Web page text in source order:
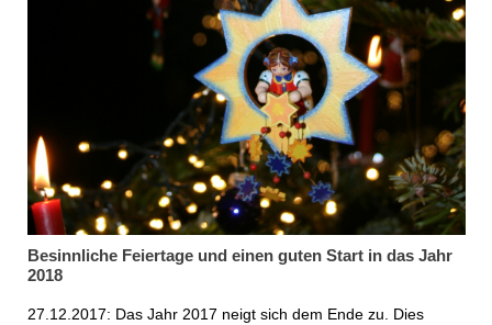
Besinnliche Feiertage und einen guten Start in das Jahr
2018
27.12.2017: Das Jahr 2017 neigt sich dem Ende zu. Dies